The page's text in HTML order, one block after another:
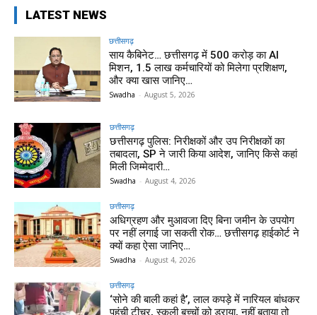
LATEST NEWS
छत्तीसगढ़
साय कैबिनेट… छत्तीसगढ़ में 500 करोड़ का AI
मिशन, 1.5 लाख कर्मचारियों को मिलेगा प्रशिक्षण,
और क्या खास जानिए…
Swadha - August 5, 2026
छत्तीसगढ़
छत्तीसगढ़ पुलिस: निरीक्षकों और उप निरीक्षकों का
तबादला, SP ने जारी किया आदेश, जानिए किसे कहां
मिली जिम्मेदारी…
Swadha - August 4, 2026
छत्तीसगढ़
अधिग्रहण और मुआवजा दिए बिना जमीन के उपयोग
पर नहीं लगाई जा सकती रोक… छत्तीसगढ़ हाईकोर्ट ने
क्यों कहा ऐसा जानिए…
Swadha - August 4, 2026
छत्तीसगढ़
‘सोने की बाली कहां है’, लाल कपड़े में नारियल बांधकर
पहुंची टीचर, स्कूली बच्चों को डराया, नहीं बताया तो